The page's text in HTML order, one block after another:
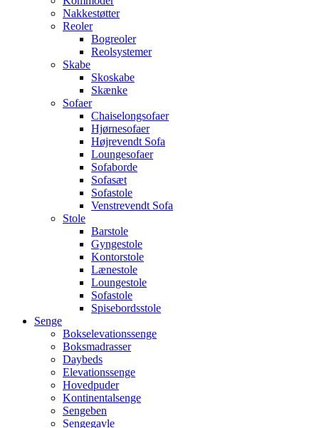
Nakkestøtter
Reoler
Bogreoler
Reolsystemer
Skabe
Skoskabe
Skænke
Sofaer
Chaiselongsofaer
Hjørnesofaer
Højrevendt Sofa
Loungesofaer
Sofaborde
Sofasæt
Sofastole
Venstrevendt Sofa
Stole
Barstole
Gyngestole
Kontorstole
Lænestole
Loungestole
Sofastole
Spisebordsstole
Senge
Bokselevationssenge
Boksmadrasser
Daybeds
Elevationssenge
Hovedpuder
Kontinentalsenge
Sengeben
Sengegavle